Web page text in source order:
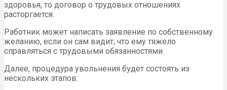
здоровья, то договор о трудовых отношениях
расторгается.
Работник может написать заявление по собственному
желанию, если он сам видит, что ему тяжело
справляться с трудовыми обязанностями.
Далее, процедура увольнения будет состоять из
нескольких этапов: